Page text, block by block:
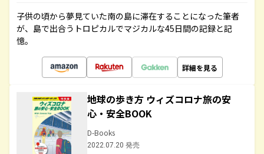
子供の頃から夢見ていた南の島に滞在することになった筆者
が、島で出合うトロピカルでマジカルな45日間の記録と記
憶。
詳細を見る
地球の歩き方 ウィズコロナ旅の安
心・安全BOOK
D-Books
2022.07.20 発売